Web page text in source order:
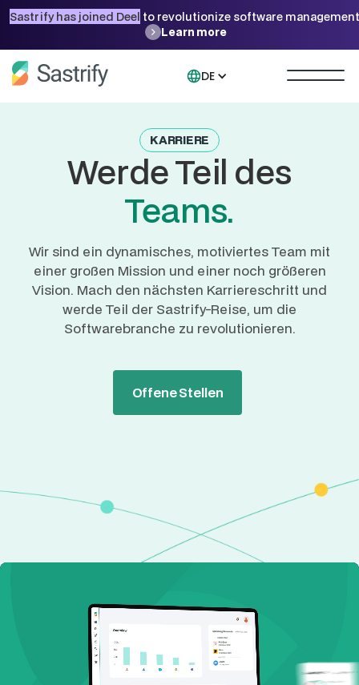
Sastrify has joined Deel to revolutionize software
Learn more
DE
KARRIERE
Werde Teil des
Teams.
Wir sind ein dynamisches, motiviertes Team mit
einer großen Mission und einer noch größeren
Vision. Mach den nächsten Karriereschritt und
werde Teil der Sastrify-Reise, um die
Softwarebranche zu revolutionieren.
Offene Stellen